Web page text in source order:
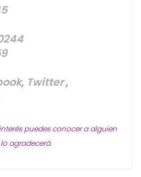
, Twitter,
puedes conocer a alguien
agradecerá.